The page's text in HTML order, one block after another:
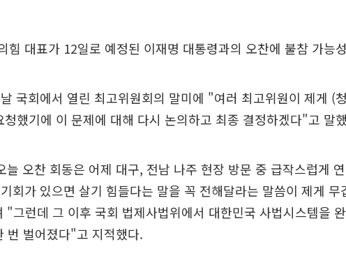
힘 대표가 12일로 예정된 이재명 대통령과의 오찬에 불참 가능
국회에서 열린 최고위원회의 말미에 "여러 최고위원이 제게 (
청했기에 이 문제에 대해 다시 논의하고 최종 결정하겠다"고 말
늘 오찬 회동은 어제 대구, 전남 나주 현장 방문 중 급작스럽게
회가 있으면 살기 힘들다는 말을 꼭 전해달라는 말씀이 제게 무
"그런데 그 이후 국회 법제사법위에서 대한민국 사법시스템을
번 벌어졌다"고 지적했다.